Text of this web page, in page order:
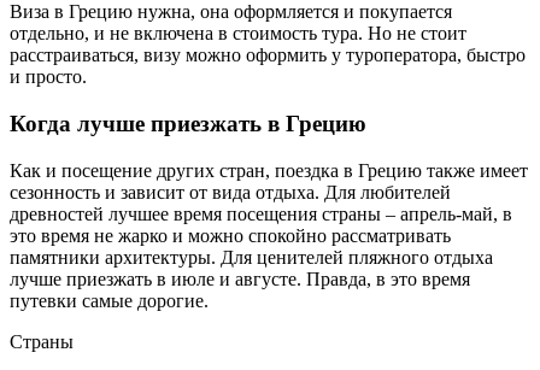
Виза в Грецию нужна, она оформляется и покупается
отдельно, и не включена в стоимость тура. Но не стоит
расстраиваться, визу можно оформить у туроператора, быстро
и просто.
Когда лучше приезжать в Грецию
Как и посещение других стран, поездка в Грецию также имеет
сезонность и зависит от вида отдыха. Для любителей
древностей лучшее время посещения страны – апрель-май, в
это время не жарко и можно спокойно рассматривать
памятники архитектуры. Для ценителей пляжного отдыха
лучше приезжать в июле и августе. Правда, в это время
путевки самые дорогие.
Страны